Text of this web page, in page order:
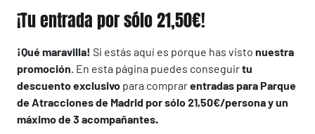
¡Tu entrada por sólo 21,50€!
¡Qué maravilla! Si estás aquí es porque has visto nuestra
promoción. En esta página puedes conseguirtu
descuento exclusivo para comprarentradas para Parque
de Atracciones de Madrid por sólo 21,50€/persona y un
máximo de 3 acompañantes.